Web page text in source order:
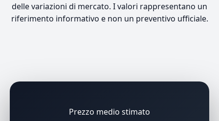
delle variazioni di mercato. I valori rappresentano un
riferimento informativo e non un preventivo ufficiale.
Prezzo medio stimato